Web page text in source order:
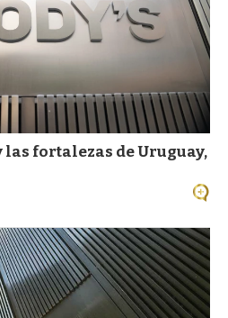
fortalezas de Uruguay,